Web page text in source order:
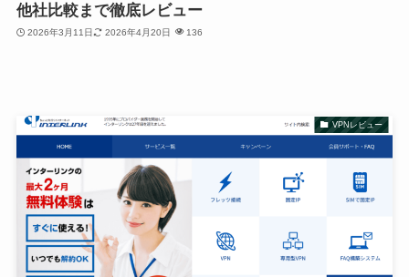
他社比較まで徹底レビュー
2026年3月11日 2026年4月20日 136
VPNレビュー